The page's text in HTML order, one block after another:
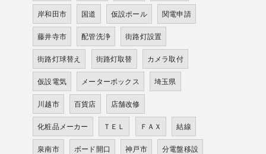
岸和田市 国道 仮設ポール 関電申請
藤井寺市 配管洗浄 街路灯設置
街路灯球替え 街路灯取替 カメラ取付
仮設電気 メーターボックス 埼玉県
川越市 百貨店 店舗改修
化粧品メーカー ＴＥＬ ＦＡＸ 結線
泉南市 ボード開口 神戸市 分電盤移設